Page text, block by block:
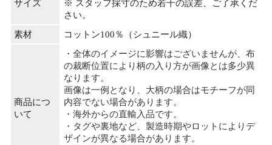
サイズ
※ スタッフ採寸のため若干の誤差、ご了承くだ
さい。
素材
コットン100％（シュニール織）
商品につ
いて
・全体のイメージに影響はございませんが、布
の裁断位置により柄の入り方が画像とは多少異
なります。
画像は一例となり、大柄の場合はモチーフが同
内容でない場合があります。
・海外からの直輸入品です。
・タグや裏地など、製造時期やロットによりデ
ザインが異なる場合があります。